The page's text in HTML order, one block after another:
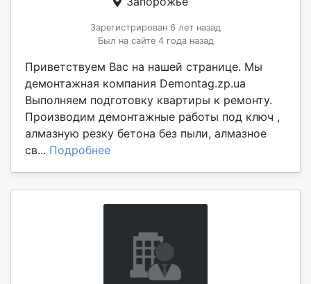
Зарегистрирован 6 лет назад
Был на сайте 4 года назад
Приветствуем Вас на нашей странице. Мы
демонтажная компания Demontag.zp.ua
Выполняем подготовку квартиры к ремонту.
Производим демонтажные работы под ключ ,
алмазную резку бетона без пыли, алмазное
св... Подробнее